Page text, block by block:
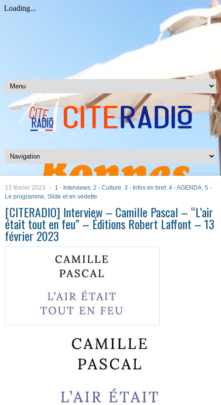
13 février 2023 1 - Interviews, 2 - Culture, 3 - Infos en bref, 4 - AGENDA, 5 -
Le programme, Slide et en vedette
[CITERADIO] Interview – Camille Pascal – “L’air
était tout en feu” – Éditions Robert Laffont – 13
février 2023